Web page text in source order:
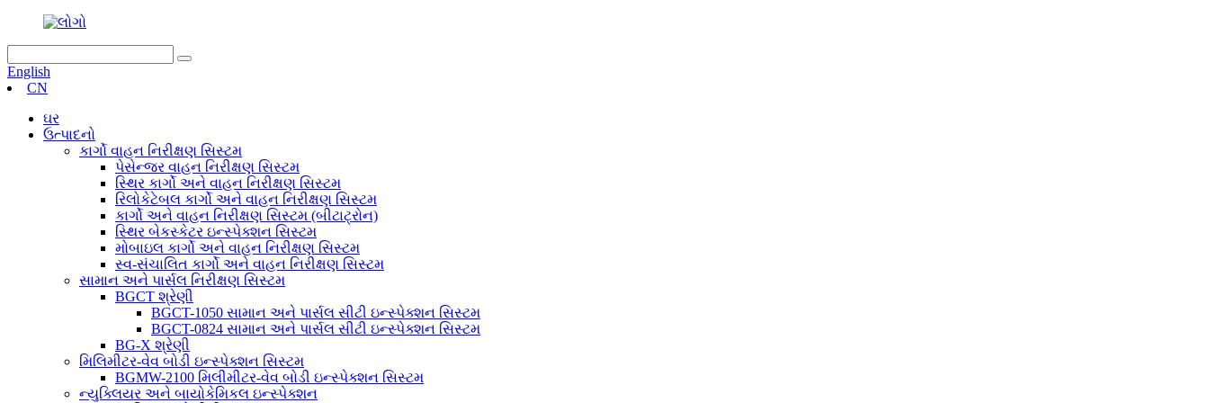
English
CN
ઘર
ઉત્પાદનો
કાર્ગો વાહન નિરીક્ષણ સિસ્ટમ
પેસેન્જર વાહન નિરીક્ષણ સિસ્ટમ
સ્થિર કાર્ગો અને વાહન નિરીક્ષણ સિસ્ટમ
રિલોકેટેબલ કાર્ગો અને વાહન નિરીક્ષણ સિસ્ટમ
કાર્ગો અને વાહન નિરીક્ષણ સિસ્ટમ (બીટાટ્રોન)
સ્થિર બેકસ્કેટર ઇન્સ્પેક્શન સિસ્ટમ
મોબાઇલ કાર્ગો અને વાહન નિરીક્ષણ સિસ્ટમ
સ્વ-સંચાલિત કાર્ગો અને વાહન નિરીક્ષણ સિસ્ટમ
સામાન અને પાર્સલ નિરીક્ષણ સિસ્ટમ
BGCT શ્રેણી
BGCT-1050 સામાન અને પાર્સલ સીટી ઇન્સ્પેક્શન સિસ્ટમ
BGCT-0824 સામાન અને પાર્સલ સીટી ઇન્સ્પેક્શન સિસ્ટમ
BG-X શ્રેણી
મિલિમીટર-વેવ બોડી ઇન્સ્પેક્શન સિસ્ટમ
BGMW-2100 મિલીમીટર-વેવ બોડી ઇન્સ્પેક્શન સિસ્ટમ
ન્યુક્લિયર અને બાયોકેમિકલ ઇન્સ્પેક્શન